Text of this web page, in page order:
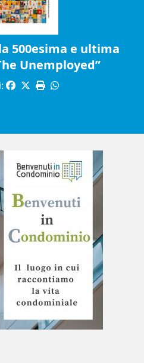
500esima e ultima
Unemployed”